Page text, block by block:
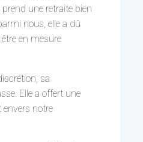
une retraite bien
nous, elle a dû
en mesure
sa
Elle a offert une
notre